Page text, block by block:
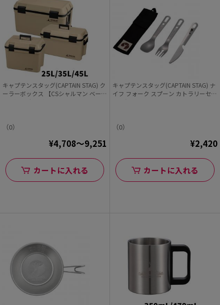
キャプテンスタッグ(CAPTAIN STAG) ク
ーラーボックス 【CSシャルマン ベー
ジュ】 日本製 容量25L/35L/45L
（0）
¥4,708～9,251
カートに入れる
キャプテンスタッグ(CAPTAIN STAG) ナ
イフ フォーク スプーン カトラリーセッ
ト 3本セット ケース付き ステンレス製
（0）
¥2,420
カートに入れる